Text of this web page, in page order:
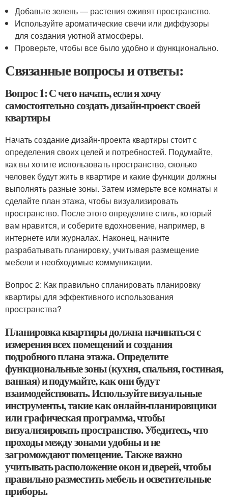
Добавьте зелень — растения оживят пространство.
Используйте ароматические свечи или диффузоры
для создания уютной атмосферы.
Проверьте, чтобы все было удобно и функционально.
Связанные вопросы и ответы:
Вопрос 1: С чего начать, если я хочу
самостоятельно создать дизайн-проект своей
квартиры
Начать создание дизайн-проекта квартиры стоит с
определения своих целей и потребностей. Подумайте,
как вы хотите использовать пространство, сколько
человек будут жить в квартире и какие функции должны
выполнять разные зоны. Затем измерьте все комнаты и
сделайте план этажа, чтобы визуализировать
пространство. После этого определите стиль, который
вам нравится, и соберите вдохновение, например, в
интернете или журналах. Наконец, начните
разрабатывать планировку, учитывая размещение
мебели и необходимые коммуникации.
Вопрос 2: Как правильно спланировать планировку
квартиры для эффективного использования
пространства?
Планировка квартиры должна начинаться с
измерения всех помещений и создания
подробного плана этажа. Определите
функциональные зоны (кухня, спальня, гостиная,
ванная) и подумайте, как они будут
взаимодействовать. Используйте визуальные
инструменты, такие как онлайн-планировщики
или графическая программа, чтобы
визуализировать пространство. Убедитесь, что
проходы между зонами удобны и не
загромождают помещение. Также важно
учитывать расположение окон и дверей, чтобы
правильно разместить мебель и осветительные
приборы.